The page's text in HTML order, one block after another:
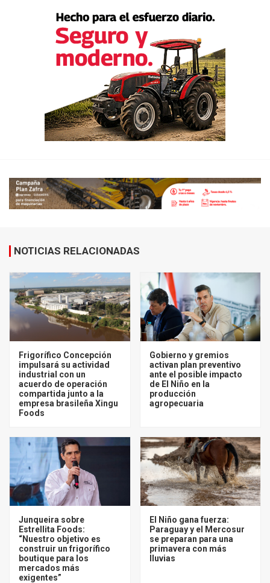
NOTICIAS RELACIONADAS
Frigorífico Concepción
impulsará su actividad
industrial con un
acuerdo de operación
compartida junto a la
empresa brasileña Xingu
Foods
Gobierno y gremios
activan plan preventivo
ante el posible impacto
de El Niño en la
producción
agropecuaria
Junqueira sobre
Estrellita Foods:
“Nuestro objetivo es
construir un frigorífico
boutique para los
mercados más
exigentes”
El Niño gana fuerza:
Paraguay y el Mercosur
se preparan para una
primavera con más
lluvias